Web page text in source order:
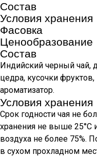
Состав
Условия хранения
Фасовка
Ценообразование
Состав
Индийский черный чай,
цедра, кусочки
ароматизатор.
Условия хранения
Срок годности чая не
хранения не выше 25°С
воздуха не более 75%.
в сухом прохладном